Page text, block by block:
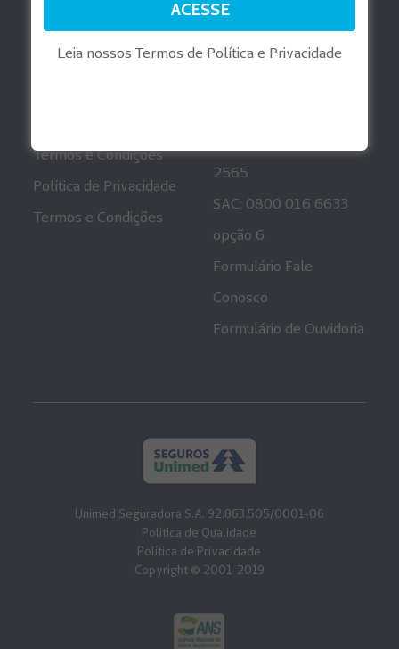
Regulatórias
Playlist Gravidez
Termos e Condições
Política de Privacidade
Termos e Condições
2565
SAC: 0800 016 6633
opção 6
Formulário Fale
Conosco
Formulário de Ouvidoria
Unimed Seguradora S.A. 92.863.505/0001-06
Política de Qualidade
Política de Privacidade
Copyright © 2001-2019
Leia nossos Termos de Política e Privacidade